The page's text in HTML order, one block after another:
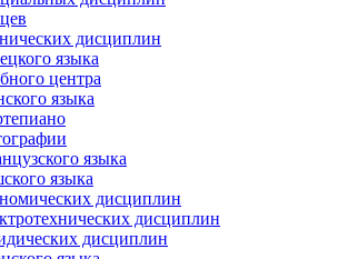
дисциплин
языка
центра
языка
языка
языка
дисциплин
дисциплин
дисциплин